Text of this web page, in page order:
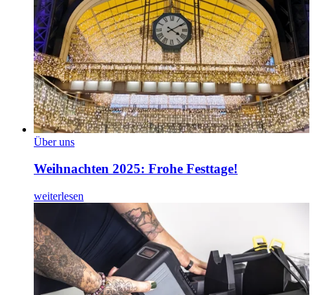
Über uns
Weihnachten 2025: Frohe Festtage!
weiterlesen